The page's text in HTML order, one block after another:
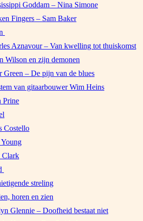
Goddam – Nina Simone
Fingers – Sam Baker
Aznavour – Van kwelling tot thuiskomst
Wilson en zijn demonen
Green – De pijn van de blues
van gitaarbouwer Wim Heins
Prine
Costello
Clark
streling
horen en zien
Glennie – Doofheid bestaat niet